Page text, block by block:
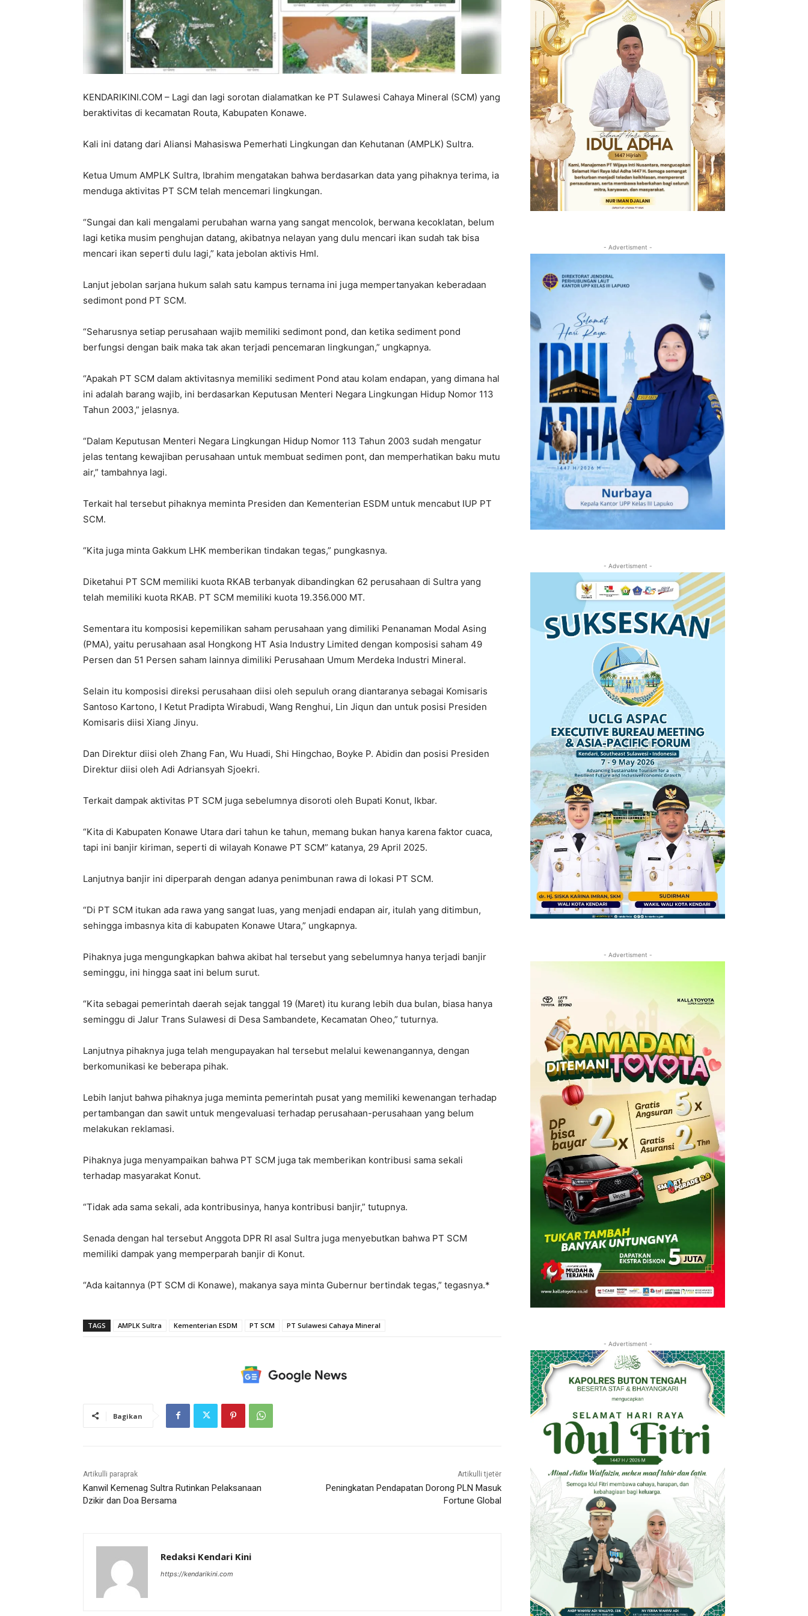
KENDARIKINI.COM – Lagi dan lagi sorotan dialamatkan ke PT Sulawesi Cahaya Mineral (SCM) yang
beraktivitas di kecamatan Routa, Kabupaten Konawe.
Kali ini datang dari Aliansi Mahasiswa Pemerhati Lingkungan dan Kehutanan (AMPLK) Sultra.
Ketua Umum AMPLK Sultra, Ibrahim mengatakan bahwa berdasarkan data yang pihaknya terima, ia
menduga aktivitas PT SCM telah mencemari lingkungan.
“Sungai dan kali mengalami perubahan warna yang sangat mencolok, berwana kecoklatan, belum
lagi ketika musim penghujan datang, akibatnya nelayan yang dulu mencari ikan sudah tak bisa
mencari ikan seperti dulu lagi,” kata jebolan aktivis HmI.
Lanjut jebolan sarjana hukum salah satu kampus ternama ini juga mempertanyakan keberadaan
sedimont pond PT SCM.
“Seharusnya setiap perusahaan wajib memiliki sedimont pond, dan ketika sediment pond
berfungsi dengan baik maka tak akan terjadi pencemaran lingkungan,” ungkapnya.
“Apakah PT SCM dalam aktivitasnya memiliki sediment Pond atau kolam endapan, yang dimana hal
ini adalah barang wajib, ini berdasarkan Keputusan Menteri Negara Lingkungan Hidup Nomor 113
Tahun 2003,” jelasnya.
“Dalam Keputusan Menteri Negara Lingkungan Hidup Nomor 113 Tahun 2003 sudah mengatur
jelas tentang kewajiban perusahaan untuk membuat sedimen pont, dan memperhatikan baku mutu
air,” tambahnya lagi.
Terkait hal tersebut pihaknya meminta Presiden dan Kementerian ESDM untuk mencabut IUP PT
SCM.
“Kita juga minta Gakkum LHK memberikan tindakan tegas,” pungkasnya.
Diketahui PT SCM memiliki kuota RKAB terbanyak dibandingkan 62 perusahaan di Sultra yang
telah memiliki kuota RKAB. PT SCM memiliki kuota 19.356.000 MT.
Sementara itu komposisi kepemilikan saham perusahaan yang dimiliki Penanaman Modal Asing
(PMA), yaitu perusahaan asal Hongkong HT Asia Industry Limited dengan komposisi saham 49
Persen dan 51 Persen saham lainnya dimiliki Perusahaan Umum Merdeka Industri Mineral.
Selain itu komposisi direksi perusahaan diisi oleh sepuluh orang diantaranya sebagai Komisaris
Santoso Kartono, I Ketut Pradipta Wirabudi, Wang Renghui, Lin Jiqun dan untuk posisi Presiden
Komisaris diisi Xiang Jinyu.
Dan Direktur diisi oleh Zhang Fan, Wu Huadi, Shi Hingchao, Boyke P. Abidin dan posisi Presiden
Direktur diisi oleh Adi Adriansyah Sjoekri.
Terkait dampak aktivitas PT SCM juga sebelumnya disoroti oleh Bupati Konut, Ikbar.
“Kita di Kabupaten Konawe Utara dari tahun ke tahun, memang bukan hanya karena faktor cuaca,
tapi ini banjir kiriman, seperti di wilayah Konawe PT SCM” katanya, 29 April 2025.
Lanjutnya banjir ini diperparah dengan adanya penimbunan rawa di lokasi PT SCM.
“Di PT SCM itukan ada rawa yang sangat luas, yang menjadi endapan air, itulah yang ditimbun,
sehingga imbasnya kita di kabupaten Konawe Utara,” ungkapnya.
Pihaknya juga mengungkapkan bahwa akibat hal tersebut yang sebelumnya hanya terjadi banjir
seminggu, ini hingga saat ini belum surut.
“Kita sebagai pemerintah daerah sejak tanggal 19 (Maret) itu kurang lebih dua bulan, biasa hanya
seminggu di Jalur Trans Sulawesi di Desa Sambandete, Kecamatan Oheo,” tuturnya.
Lanjutnya pihaknya juga telah mengupayakan hal tersebut melalui kewenangannya, dengan
berkomunikasi ke beberapa pihak.
Lebih lanjut bahwa pihaknya juga meminta pemerintah pusat yang memiliki kewenangan terhadap
pertambangan dan sawit untuk mengevaluasi terhadap perusahaan-perusahaan yang belum
melakukan reklamasi.
Pihaknya juga menyampaikan bahwa PT SCM juga tak memberikan kontribusi sama sekali
terhadap masyarakat Konut.
“Tidak ada sama sekali, ada kontribusinya, hanya kontribusi banjir,” tutupnya.
Senada dengan hal tersebut Anggota DPR RI asal Sultra juga menyebutkan bahwa PT SCM
memiliki dampak yang memperparah banjir di Konut.
“Ada kaitannya (PT SCM di Konawe), makanya saya minta Gubernur bertindak tegas,” tegasnya.*
TAGS AMPLK Sultra Kementerian ESDM PT SCM PT Sulawesi Cahaya Mineral
Bagikan
Artikulli paraprak
Kanwil Kemenag Sultra Rutinkan Pelaksanaan
Dzikir dan Doa Bersama
Artikulli tjetër
Peningkatan Pendapatan Dorong PLN Masuk
Fortune Global
Redaksi Kendari Kini
https://kendarikini.com
- Advertisment -
- Advertisment -
- Advertisment -
- Advertisment -